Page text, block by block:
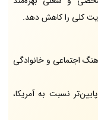
کلی را کاهش دهد.
اجتماعی و خانوادگی
نسبت به آمریکا،